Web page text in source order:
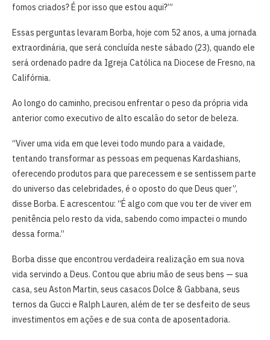
fomos criados? É por isso que estou aqui?’”
Essas perguntas levaram Borba, hoje com 52 anos, a uma jornada
extraordinária, que será concluída neste sábado (23), quando ele
será ordenado padre da Igreja Católica na Diocese de Fresno, na
Califórnia.
Ao longo do caminho, precisou enfrentar o peso da própria vida
anterior como executivo de alto escalão do setor de beleza.
“Viver uma vida em que levei todo mundo para a vaidade,
tentando transformar as pessoas em pequenas Kardashians,
oferecendo produtos para que parecessem e se sentissem parte
do universo das celebridades, é o oposto do que Deus quer”,
disse Borba. E acrescentou: “É algo com que vou ter de viver em
penitência pelo resto da vida, sabendo como impactei o mundo
dessa forma.”
Borba disse que encontrou verdadeira realização em sua nova
vida servindo a Deus. Contou que abriu mão de seus bens — sua
casa, seu Aston Martin, seus casacos Dolce & Gabbana, seus
ternos da Gucci e Ralph Lauren, além de ter se desfeito de seus
investimentos em ações e de sua conta de aposentadoria.